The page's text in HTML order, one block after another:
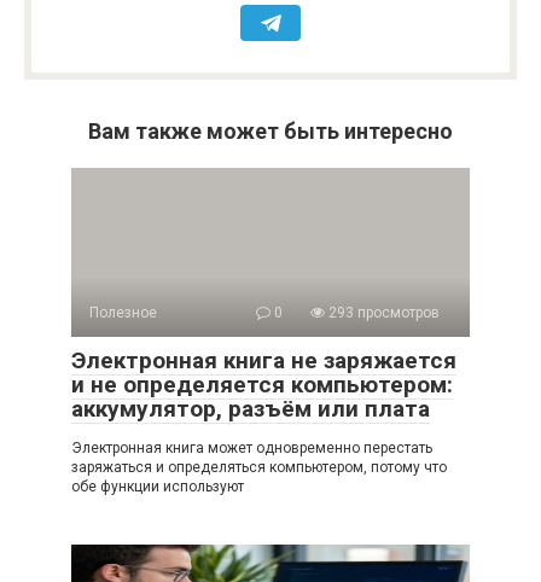
Вам также может быть интересно
Полезное 0 293 просмотров
Электронная книга не заряжается
и не определяется компьютером:
аккумулятор, разъём или плата
Электронная книга может одновременно перестать
заряжаться и определяться компьютером, потому что
обе функции используют